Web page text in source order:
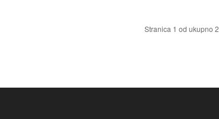
Stranica 1 od ukupno 2